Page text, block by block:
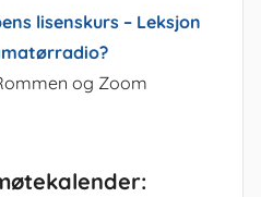
lisenskurs – Leksjon
og Zoom